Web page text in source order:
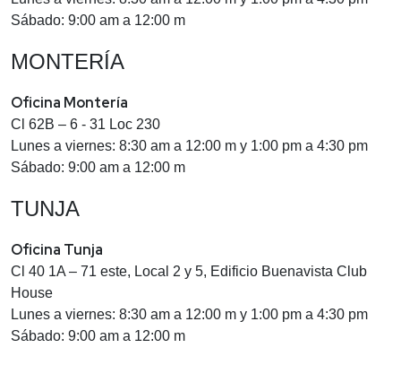
Sábado: 9:00 am a 12:00 m
MONTERÍA
Oficina Montería
Cl 62B – 6 - 31 Loc 230
Lunes a viernes: 8:30 am a 12:00 m y 1:00 pm a 4:30 pm
Sábado: 9:00 am a 12:00 m
TUNJA
Oficina Tunja
Cl 40 1A – 71 este, Local 2 y 5, Edificio Buenavista Club
House
Lunes a viernes: 8:30 am a 12:00 m y 1:00 pm a 4:30 pm
Sábado: 9​:00 am a 12:00 m